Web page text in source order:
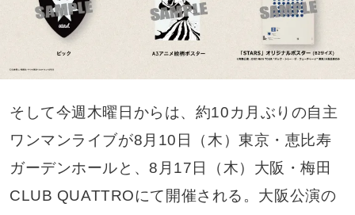
そして今週木曜日からは、約10カ月ぶりの自主
ワンマンライブが8月10日（木）東京・恵比寿
ガーデンホールと、8月17日（木）大阪・梅田
CLUB QUATTROにて開催される。大阪公演の